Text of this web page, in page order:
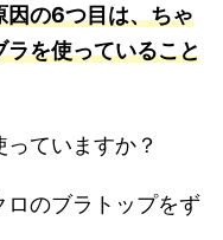
因の6つ目は、ちゃ
を使っていること
ていますか？
ロのブラトップをず